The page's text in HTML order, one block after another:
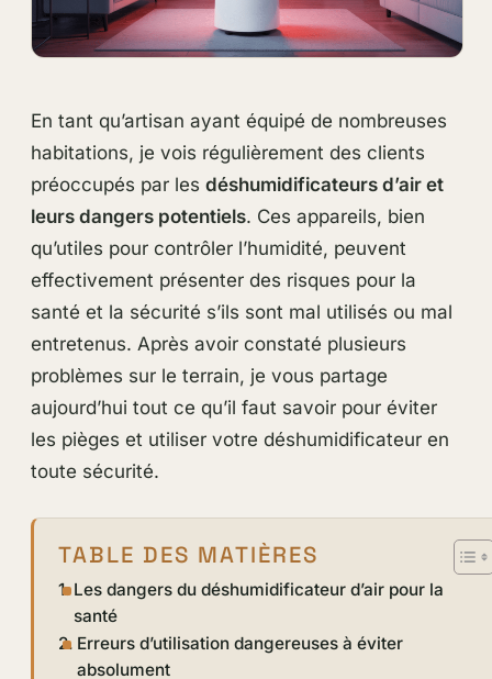
En tant qu’artisan ayant équipé de nombreuses
habitations, je vois régulièrement des clients
préoccupés par les déshumidificateurs d’air et
leurs dangers potentiels. Ces appareils, bien
qu’utiles pour contrôler l’humidité, peuvent
effectivement présenter des risques pour la
santé et la sécurité s’ils sont mal utilisés ou mal
entretenus. Après avoir constaté plusieurs
problèmes sur le terrain, je vous partage
aujourd’hui tout ce qu’il faut savoir pour éviter
les pièges et utiliser votre déshumidificateur en
toute sécurité.
TABLE DES MATIÈRES
Les dangers du déshumidificateur d’air pour la
santé
Erreurs d’utilisation dangereuses à éviter
absolument